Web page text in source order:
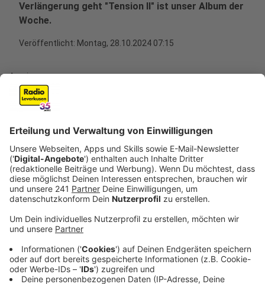
Verlängerung geht "Tension II" ist unser Album der
Woche.
Veröffentlicht: Montag, 28.10.2024 07:15
Anzeige
Nummer-1-Albums und Welterfolgs "Tension" führt
Kylie weiter in die Welt der elektronischen Musik und
ist vollgepackt mit Dancefloor-Hits. Das Album
enthält neun brandneue Kylie-Songs, darunter die neue
Single "Dance to the Music" sowie den Dance-Hit
"Edge of Saturday Night" mit The Blessed Madonna
und die Kollaborationen mit Orville Peck, Bebe Rexha
und Tove Lo sowie Sia. "Die Tension-Ära war so etwas
Besonderes für mich ... Ich kann es unmöglich zulassen,
dass sie jetzt schon vorbei ist! Willkommen zu
'Tension II'." sagte Kylie.